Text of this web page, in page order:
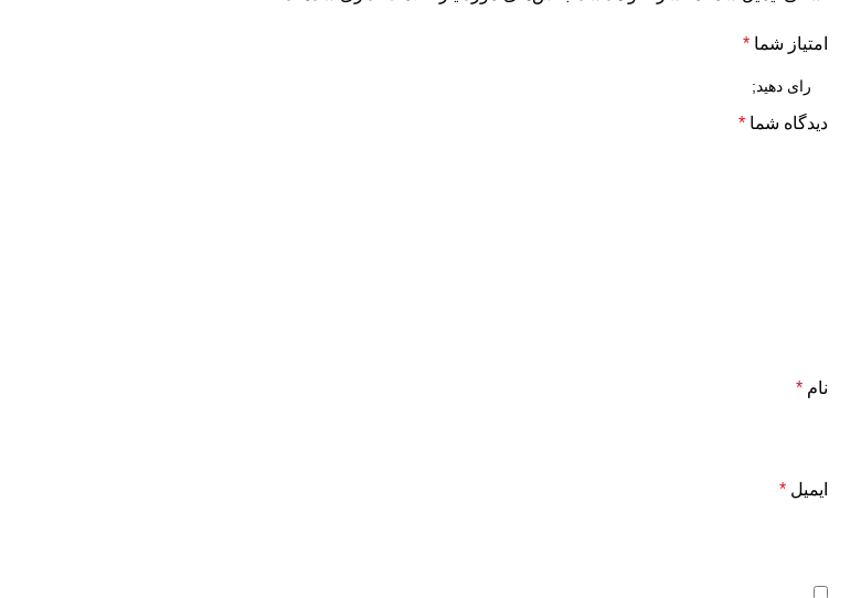
امتیاز شما *
دیدگاه شما *
نام *
ایمیل *